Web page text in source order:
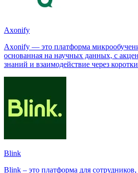
Axonify
Axonify — это платформа
основанная на научных данных, с
знаний и взаимодействие через
Blink
Blink – это платформа для